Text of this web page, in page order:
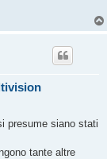
presume siano stati
tante altre